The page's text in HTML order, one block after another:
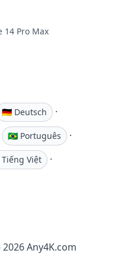
14 Pro Max
🇩🇪 Deutsch ·
🇧🇷 Português ·
Việt ·
Any4K.com